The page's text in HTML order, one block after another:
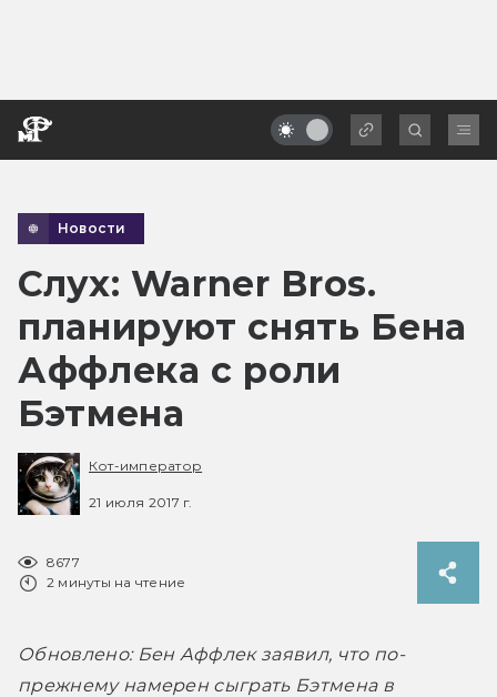
Новости
Слух: Warner Bros.
планируют снять Бена
Аффлека с роли
Бэтмена
Кот-император
21 июля 2017 г.
8677
2 минуты на чтение
Обновлено: Бен Аффлек заявил, что по-
прежнему намерен сыграть Бэтмена в